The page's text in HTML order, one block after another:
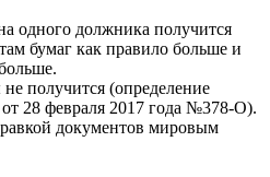
одного должника получится
бумаг как правило больше и
получится (определение
28 февраля 2017 года №378-О).
документов мировым